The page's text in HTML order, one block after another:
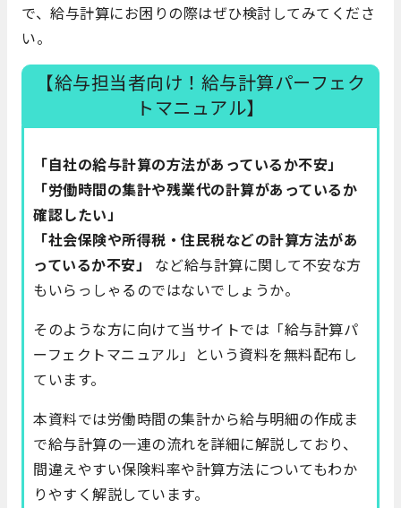
で、給与計算にお困りの際はぜひ検討してみてくださ
い。
【給与担当者向け！給与計算パーフェク
トマニュアル】
「自社の給与計算の方法があっているか不安」
「労働時間の集計や残業代の計算があっているか
確認したい」
「社会保険や所得税・住民税などの計算方法があ
っているか不安」 など給与計算に関して不安な方
もいらっしゃるのではないでしょうか。
そのような方に向けて当サイトでは「給与計算パ
ーフェクトマニュアル」という資料を無料配布し
ています。
本資料では労働時間の集計から給与明細の作成ま
で給与計算の一連の流れを詳細に解説しており、
間違えやすい保険料率や計算方法についてもわか
りやすく解説しています。